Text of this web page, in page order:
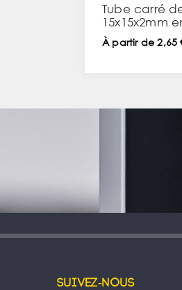
Tube carré
15x15x2mm
aluminium
À partir de 2,65
Suivez-nous